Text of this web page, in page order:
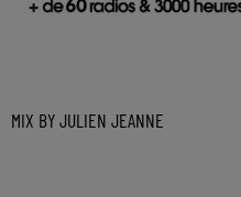
MIX BY JULIEN JEANNE